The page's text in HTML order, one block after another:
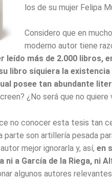
los de su mujer Felipa
Considero que en
moderno autor tiene
leído más de 2.000 libros,
libro siquiera la
posee tan abundante
¿No será que no quiere
no conocer esta tesis tan
son artillería pesada
mejor ignorarla y, así, en
ni a García de la Riega, ni
algunos autores